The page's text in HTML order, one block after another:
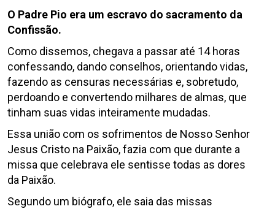
O Padre Pio era um escravo do sacramento da
Confissão.
Como dissemos, chegava a passar até 14 horas
confessando, dando conselhos, orientando vidas,
fazendo as censuras necessárias e, sobretudo,
perdoando e convertendo milhares de almas, que
tinham suas vidas inteiramente mudadas.
Essa união com os sofrimentos de Nosso Senhor
Jesus Cristo na Paixão, fazia com que durante a
missa que celebrava ele sentisse todas as dores
da Paixão.
Segundo um biógrafo, ele saia das missas